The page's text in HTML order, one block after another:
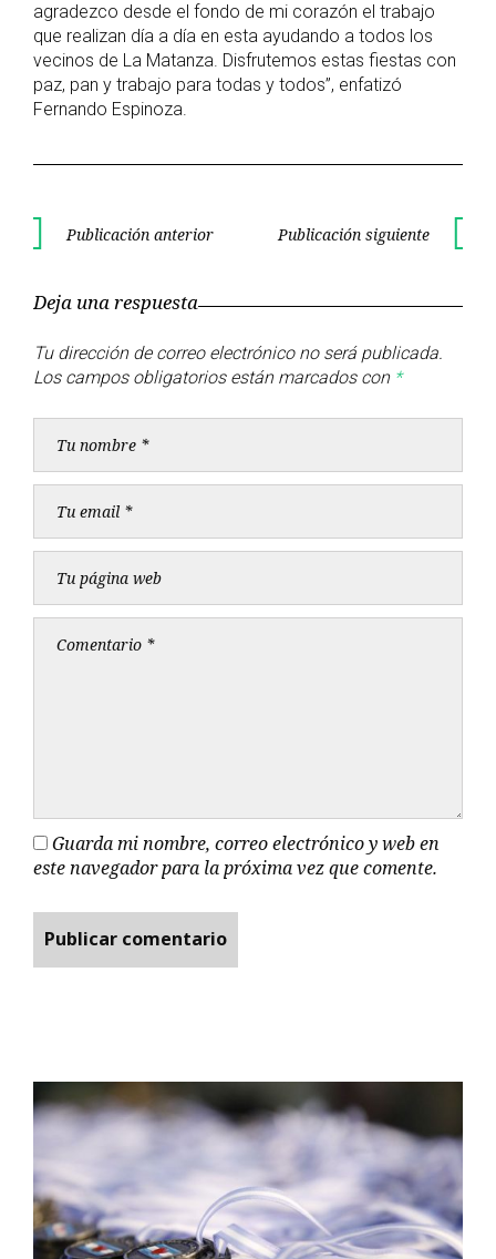
agradezco desde el fondo de mi corazón el trabajo
que realizan día a día en esta ayudando a todos los
vecinos de La Matanza. Disfrutemos estas fiestas con
paz, pan y trabajo para todas y todos”, enfatizó
Fernando Espinoza.
Navegación
entradas
Publicación anterior Publicación siguiente
Deja una respuesta
Tu dirección de correo electrónico no será publicada.
Los campos obligatorios están marcados con *
Guarda mi nombre, correo electrónico y web en
este navegador para la próxima vez que comente.